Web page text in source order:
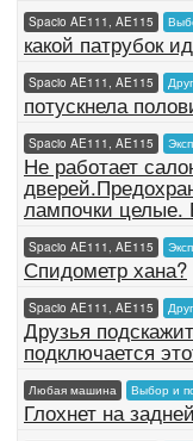
Spacio AE111, AE115
какой патрубок
Spacio AE111, AE115
потускнела
Spacio AE111, AE115
Не работает
лампочки целые.
Spacio AE111, AE115
Спидометр хана?
Spacio AE111, AE115
Друзья
подключается
Любая машина Выбор и
Глохнет на